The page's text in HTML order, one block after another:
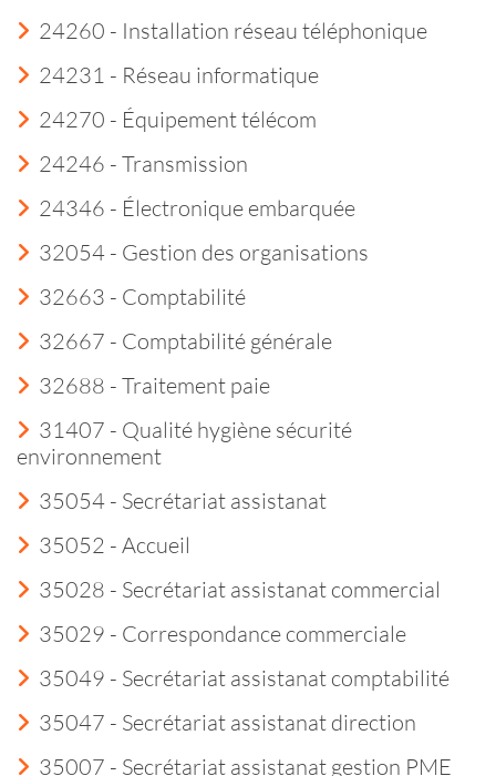
24260 - Installation réseau téléphonique
24231 - Réseau informatique
24270 - Équipement télécom
24246 - Transmission
24346 - Électronique embarquée
32054 - Gestion des organisations
32663 - Comptabilité
32667 - Comptabilité générale
32688 - Traitement paie
31407 - Qualité hygiène sécurité
environnement
35054 - Secrétariat assistanat
35052 - Accueil
35028 - Secrétariat assistanat commercial
35029 - Correspondance commerciale
35049 - Secrétariat assistanat comptabilité
35047 - Secrétariat assistanat direction
35007 - Secrétariat assistanat gestion PME